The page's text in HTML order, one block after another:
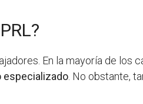
En la mayoría de los
especializado . No obstante,